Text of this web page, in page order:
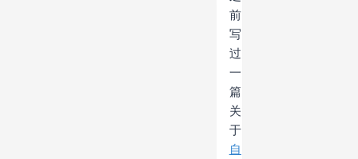
前
写
过
一
篇
关
于
自